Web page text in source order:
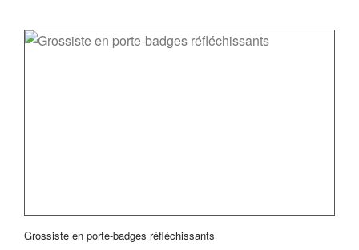
Grossiste en porte-badges réfléchissants